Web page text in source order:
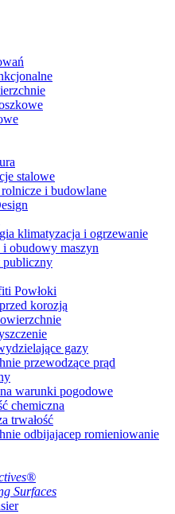
stalowe
i budowlane
klimatyzacja i ogrzewanie
i obudowy maszyn
publiczny
Powłoki
korozją
gazy
przewodzące prąd
warunki pogodowe
chemiczna
trwałość
odbijajacep romieniowanie
Surfaces